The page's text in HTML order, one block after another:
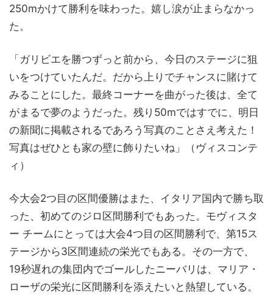
250mかけて勝利を味わった。嬉し涙が止まらなかっ
た。
「ガリビエを勝つずっと前から、今日のステージに狙
いをつけていたんだ。だから上りでチャンスに賭けて
みることにした。最終コーナーを曲がった後は、全て
がまるで夢のようだった。残り50mではすでに、明日
の新聞に掲載されるであろう写真のことさえ考えた！
写真はぜひとも家の壁に飾りたいね」（ヴィスコンテ
ィ）
今大会2つ目の区間優勝はまた、イタリア国内で勝ち取
った、初めてのジロ区間勝利でもあった。モヴィスタ
ー チームにとっては大会4つ目の区間勝利で、第15ス
テージから3区間連続の栄光でもある。その一方で、
19秒遅れの集団内でゴールしたニーバリは、マリア・
ローザの栄光に区間勝利を添えたいと熱望している。